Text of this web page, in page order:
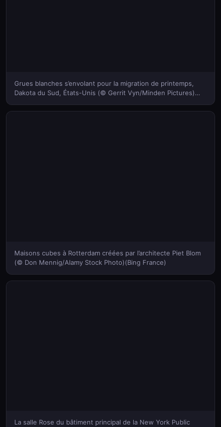
Grues blanches s’envolant pour la migration de printemps,
Dakota du Sud, États-Unis (© Gerrit Vyn/Minden Pictures)
Maisons cubes à Rotterdam créées par l’architecte Piet Blom
(© Don Mennig/Alamy Stock Photo)(Bing France)
La salle Rose du bâtiment principal de la New York Public